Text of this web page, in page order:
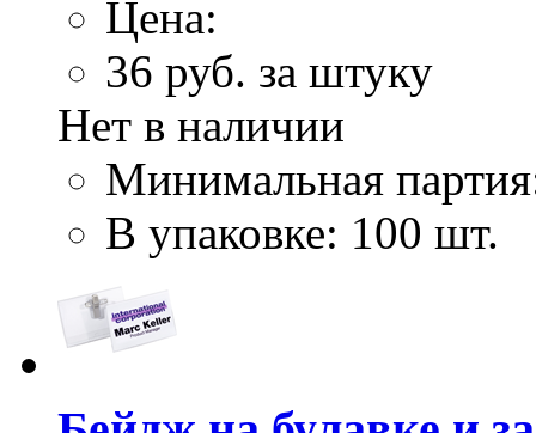
Цена:
36 руб. за штуку
Нет в наличии
Минимальная
В упаковке: 100 шт.